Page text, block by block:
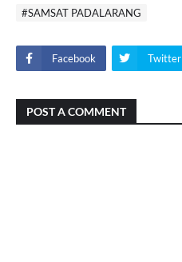
#SAMSAT PADALARANG
Facebook Twitter
POST A COMMENT